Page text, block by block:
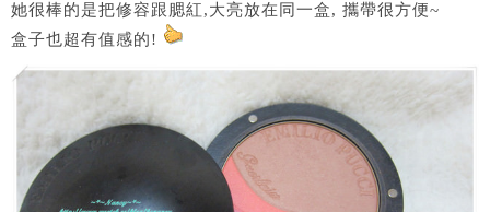
她很棒的是把修容跟腮紅,大亮放在同一盒, 攜帶很方便~
盒子也超有值感的!